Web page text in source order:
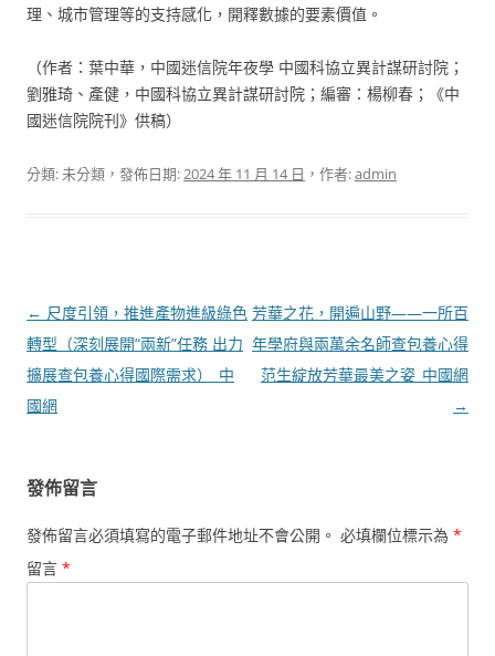
理、城市管理等的支持感化，開釋數據的要素價值。
（作者：葉中華，中國迷信院年夜學 中國科協立異計謀研討院；
劉雅琦、產健，中國科協立異計謀研討院；編審：楊柳春；《中
國迷信院院刊》供稿）
分類: 未分類，發佈日期:2024 年 11 月 14 日 ，作者:admin
文
章
導
覽
← 尺度引領，推進產物進級綠色
轉型（深刻展開“兩新”任務 出力
擴展查包養心得國際需求）_中
國網
芳華之花，開遍山野——一所百
年學府與兩萬余名師查包養心得
范生綻放芳華最美之姿_中國網
→
發佈留言
發佈留言必須填寫的電子郵件地址不會公開。 必填欄位標示為 *
留言 *